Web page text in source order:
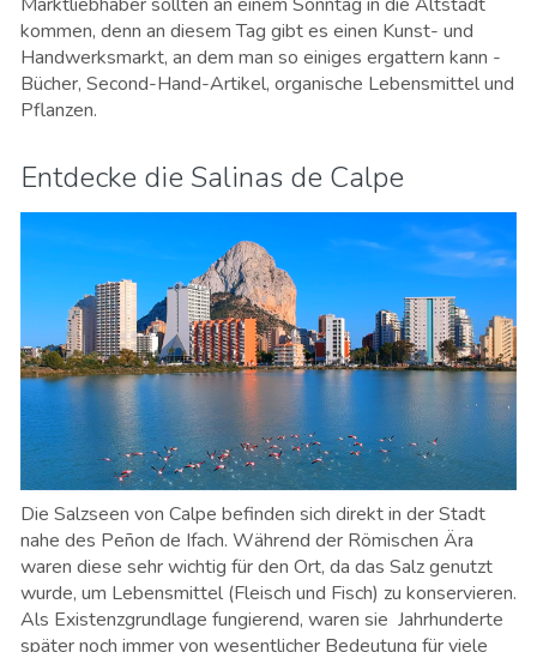
kommen, denn an diesem Tag gibt es einen Kunst- und
Handwerksmarkt, an dem man so einiges ergattern kann -
Bücher, Second-Hand-Artikel, organische Lebensmittel und
Pflanzen.
Entdecke die Salinas de Calpe
Die Salzseen von Calpe befinden sich direkt in der Stadt
nahe des Peñon de Ifach. Während der Römischen Ära
waren diese sehr wichtig für den Ort, da das Salz genutzt
wurde, um Lebensmittel (Fleisch und Fisch) zu konservieren.
Als Existenzgrundlage fungierend, waren sie Jahrhunderte
später noch immer von wesentlicher Bedeutung für viele